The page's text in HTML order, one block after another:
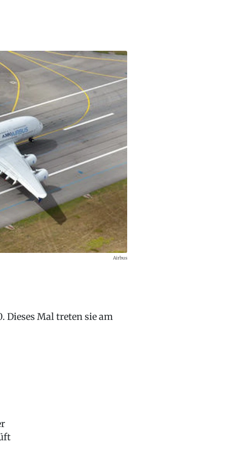
Airbus
Dieses Mal treten sie am